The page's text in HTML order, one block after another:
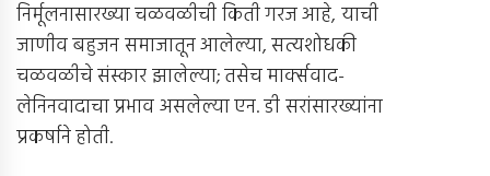
निर्मूलनासारख्या चळवळीची किती गरज आहे, याची
जाणीव बहुजन समाजातून आलेल्या, सत्यशोधकी
चळवळीचे संस्कार झालेल्या; तसेच मार्क्सवाद-
लेनिनवादाचा प्रभाव असलेल्या एन. डी सरांसारख्यांना
प्रकर्षाने होती.